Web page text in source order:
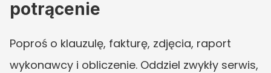
potrącenie
Poproś o klauzulę, fakturę, zdjęcia, raport
wykonawcy i obliczenie. Oddziel zwykły serwis,